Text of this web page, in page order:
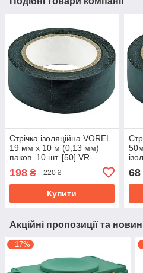
Стрічка ізоляційна VOREL
19 мм х 10 м (0,13 мм)
паков. 10 шт. [50] VR-
198 ₴ 220 ₴
Купити
68
Акційні пропозиції та
–17%